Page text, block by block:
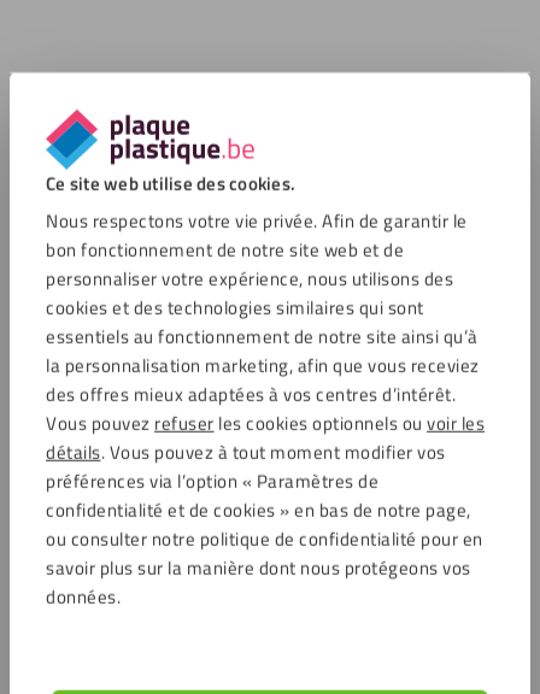
Ce site web utilise des cookies.
Nous respectons votre vie privée. Afin de garantir le
bon fonctionnement de notre site web et de
personnaliser votre expérience, nous utilisons des
cookies et des technologies similaires qui sont
essentiels au fonctionnement de notre site ainsi qu’à
la personnalisation marketing, afin que vous receviez
des offres mieux adaptées à vos centres d’intérêt.
Vous pouvezrefuserles cookies optionnels ou voir les
détails. Vous pouvez à tout moment modifier vos
préférences via l’option « Paramètres de
confidentialité et de cookies » en bas de notre page,
ou consulter notre politique de confidentialité pour en
savoir plus sur la manière dont nous protégeons vos
données.